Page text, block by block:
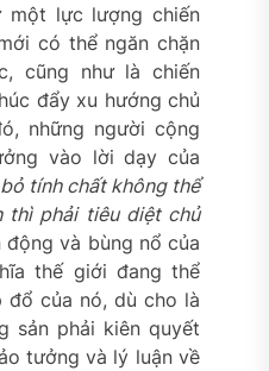
một lực lượng chiến
có thể ngăn chặn
cũng như là chiến
đẩy xu hướng chủ
những người cộng
vào lời dạy của
tính chất không thể
thì phải tiêu diệt chủ
và bùng nổ của
thế giới đang thể
đổ của nó, dù cho là
sản phải kiên quyết
tưởng và lý luận về